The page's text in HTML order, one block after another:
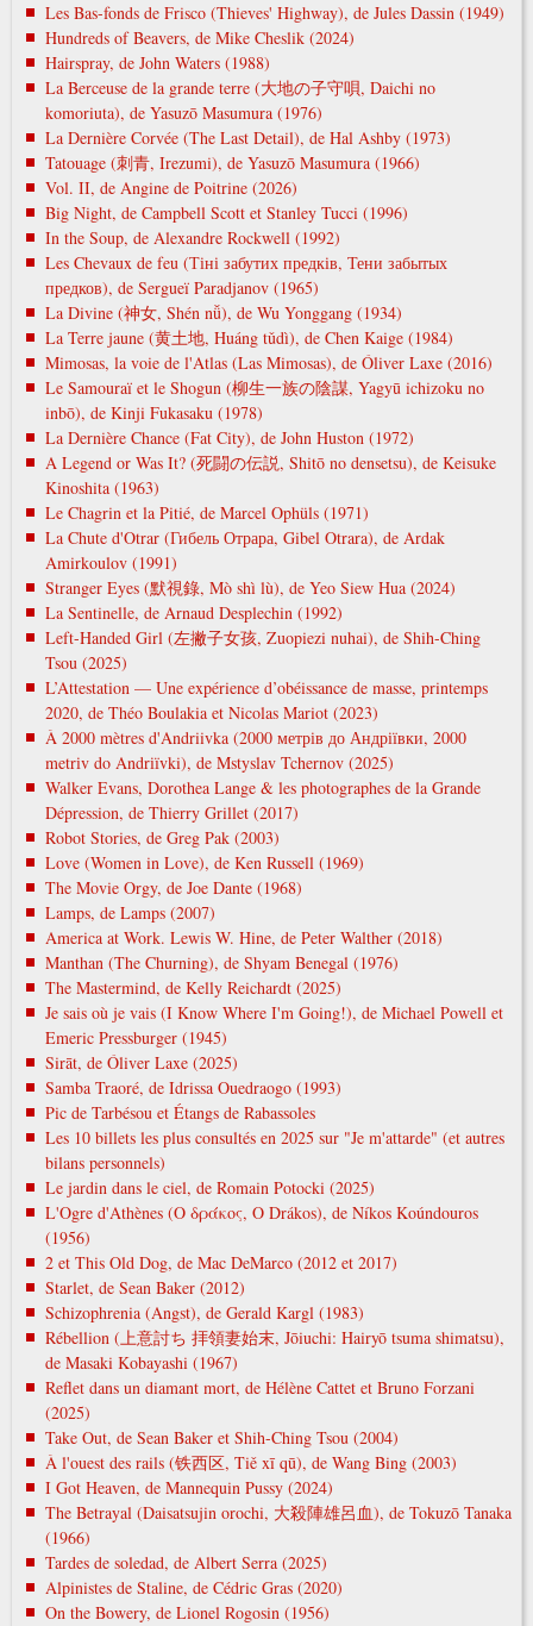
Les Bas-fonds de Frisco (Thieves' Highway), de Jules Dassin (1949)
Hundreds of Beavers, de Mike Cheslik (2024)
Hairspray, de John Waters (1988)
La Berceuse de la grande terre (大地の子守唄, Daichi no
komoriuta), de Yasuzō Masumura (1976)
La Dernière Corvée (The Last Detail), de Hal Ashby (1973)
Tatouage (刺青, Irezumi), de Yasuzō Masumura (1966)
Vol. II, de Angine de Poitrine (2026)
Big Night, de Campbell Scott et Stanley Tucci (1996)
In the Soup, de Alexandre Rockwell (1992)
Les Chevaux de feu (Тіні забутих предків, Тени забытых
предков), de Sergueï Paradjanov (1965)
La Divine (神女, Shén nǚ), de Wu Yonggang (1934)
La Terre jaune (黄土地, Huáng tǔdì), de Chen Kaige (1984)
Mimosas, la voie de l'Atlas (Las Mimosas), de Óliver Laxe (2016)
Le Samouraï et le Shogun (柳生一族の陰謀, Yagyū ichizoku no
inbō), de Kinji Fukasaku (1978)
La Dernière Chance (Fat City), de John Huston (1972)
A Legend or Was It? (死闘の伝説, Shitō no densetsu), de Keisuke
Kinoshita (1963)
Le Chagrin et la Pitié, de Marcel Ophüls (1971)
La Chute d'Otrar (Гибель Отрара, Gibel Otrara), de Ardak
Amirkoulov (1991)
Stranger Eyes (默視錄, Mò shì lù), de Yeo Siew Hua (2024)
La Sentinelle, de Arnaud Desplechin (1992)
Left-Handed Girl (左撇子女孩, Zuopiezi nuhai), de Shih-Ching
Tsou (2025)
L’Attestation — Une expérience d’obéissance de masse, printemps
2020, de Théo Boulakia et Nicolas Mariot (2023)
À 2000 mètres d'Andriivka (2000 метрів до Андріївки, 2000
metrіv do Andrіїvki), de Mstyslav Tchernov (2025)
Walker Evans, Dorothea Lange & les photographes de la Grande
Dépression, de Thierry Grillet (2017)
Robot Stories, de Greg Pak (2003)
Love (Women in Love), de Ken Russell (1969)
The Movie Orgy, de Joe Dante (1968)
Lamps, de Lamps (2007)
America at Work. Lewis W. Hine, de Peter Walther (2018)
Manthan (The Churning), de Shyam Benegal (1976)
The Mastermind, de Kelly Reichardt (2025)
Je sais où je vais (I Know Where I'm Going!), de Michael Powell et
Emeric Pressburger (1945)
Sirāt, de Óliver Laxe (2025)
Samba Traoré, de Idrissa Ouedraogo (1993)
Pic de Tarbésou et Étangs de Rabassoles
Les 10 billets les plus consultés en 2025 sur "Je m'attarde" (et autres
bilans personnels)
Le jardin dans le ciel, de Romain Potocki (2025)
L'Ogre d'Athènes (Ο δράκος, O Drákos), de Níkos Koúndouros
(1956)
2 et This Old Dog, de Mac DeMarco (2012 et 2017)
Starlet, de Sean Baker (2012)
Schizophrenia (Angst), de Gerald Kargl (1983)
Rébellion (上意討ち 拝領妻始末, Jōiuchi: Hairyō tsuma shimatsu),
de Masaki Kobayashi (1967)
Reflet dans un diamant mort, de Hélène Cattet et Bruno Forzani
(2025)
Take Out, de Sean Baker et Shih-Ching Tsou (2004)
À l'ouest des rails (铁西区, Tiě xī qū), de Wang Bing (2003)
I Got Heaven, de Mannequin Pussy (2024)
The Betrayal (Daisatsujin orochi, 大殺陣雄呂血), de Tokuzō Tanaka
(1966)
Tardes de soledad, de Albert Serra (2025)
Alpinistes de Staline, de Cédric Gras (2020)
On the Bowery, de Lionel Rogosin (1956)